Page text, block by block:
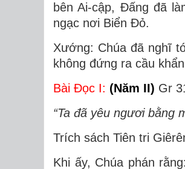
bên Ai-cập, Ðấng đã
ngạc nơi Biển Ðỏ.
Xướng: Chúa đã nghĩ
không đứng ra cầu
Bài Ðọc I: (Năm II) Gr
“Ta đã yêu ngươi bằng
Trích sách Tiên tri
Khi ấy, Chúa phán